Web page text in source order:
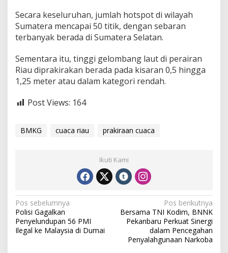
Secara keseluruhan, jumlah hotspot di wilayah
Sumatera mencapai 50 titik, dengan sebaran
terbanyak berada di Sumatera Selatan.
Sementara itu, tinggi gelombang laut di perairan
Riau diprakirakan berada pada kisaran 0,5 hingga
1,25 meter atau dalam kategori rendah.
Post Views: 164
BMKG cuaca riau prakiraan cuaca
Ikuti Kami
N
a
v
Pos sebelumnya
Polisi Gagalkan
Penyelundupan 56 PMI
Ilegal ke Malaysia di Dumai
Pos berikutnya
Bersama TNI Kodim, BNNK
Pekanbaru Perkuat Sinergi
dalam Pencegahan
Penyalahgunaan Narkoba